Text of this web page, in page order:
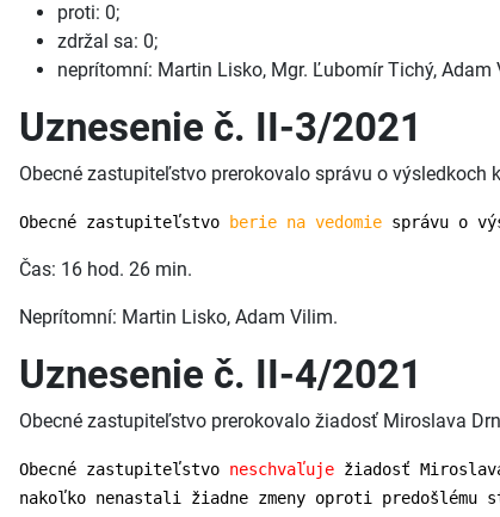
proti: 0;
zdržal sa: 0;
neprítomní: Martin Lisko, Mgr. Ľubomír Tichý, Adam
Uznesenie č. II-3/2021
Obecné zastupiteľstvo prerokovalo správu o
Obecné zastupiteľstvo berie na vedomie správu o
Čas: 16 hod. 26 min.
Neprítomní: Martin Lisko, Adam Vilim.
Uznesenie č. II-4/2021
Obecné zastupiteľstvo prerokovalo žiadosť Miroslava
Obecné zastupiteľstvo neschvaľuje žiadosť
nakoľko nenastali žiadne zmeny oproti